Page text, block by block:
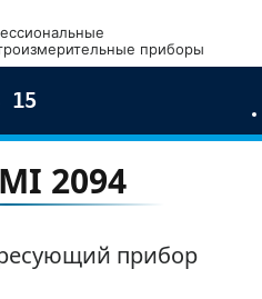
приборы
15
2094
прибор